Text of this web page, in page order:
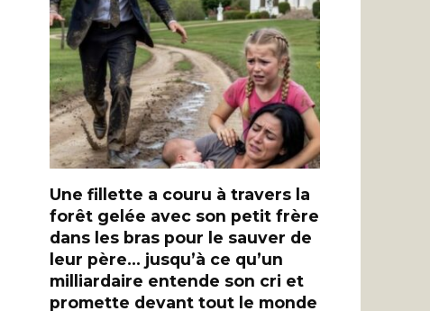
Une fillette a couru à travers la
forêt gelée avec son petit frère
dans les bras pour le sauver de
leur père… jusqu’à ce qu’un
milliardaire entende son cri et
promette devant tout le monde